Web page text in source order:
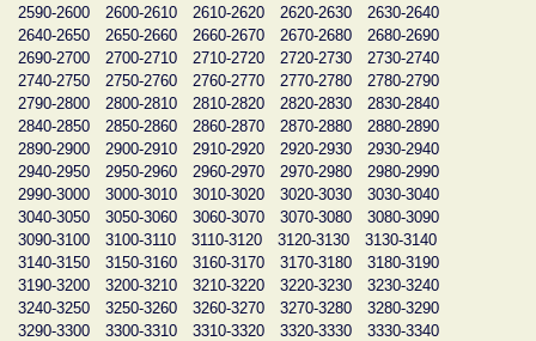
2590-2600
2600-2610 2610-2620 2620-2630
2630-2640
2640-2650
2650-2660 2660-2670 2670-2680
2680-2690
2690-2700
2700-2710 2710-2720 2720-2730
2730-2740
2740-2750
2750-2760 2760-2770 2770-2780
2780-2790
2790-2800
2800-2810 2810-2820 2820-2830
2830-2840
2840-2850
2850-2860 2860-2870 2870-2880
2880-2890
2890-2900
2900-2910 2910-2920 2920-2930
2930-2940
2940-2950
2950-2960 2960-2970 2970-2980
2980-2990
2990-3000
3000-3010 3010-3020 3020-3030
3030-3040
3040-3050
3050-3060 3060-3070 3070-3080
3080-3090
3090-3100
3100-3110 3110-3120 3120-3130
3130-3140
3140-3150
3150-3160 3160-3170 3170-3180
3180-3190
3190-3200
3200-3210 3210-3220 3220-3230
3230-3240
3240-3250
3250-3260 3260-3270 3270-3280
3280-3290
3290-3300
3300-3310 3310-3320 3320-3330
3330-3340